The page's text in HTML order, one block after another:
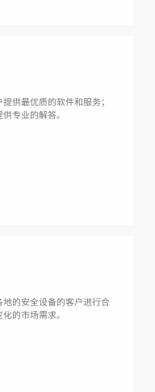
供最优质的软件和服务；
专业的解答。
的安全设备的客户进行合
的市场需求。